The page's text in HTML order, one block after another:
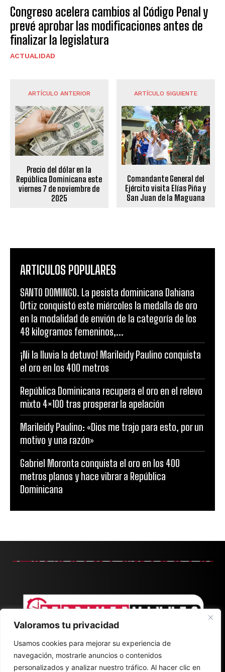
Valoramos tu privacidad
Usamos cookies para mejorar su experiencia de
navegación, mostrarle anuncios o contenidos
personalizados y analizar nuestro tráfico. Al hacer clic en
Congreso acelera cambios al Código Penal y
prevé aprobar las modificaciones antes de
finalizar la legislatura
ACTUALIDAD
ARTÍCULO ANTERIOR
Precio del dólar en la
República Dominicana este
viernes 7 de noviembre de
2025
ARTÍCULO SIGUIENTE
Comandante General del
Ejército visita Elías Piña y
San Juan de la Maguana
ARTICULOS POPULARES
SANTO DOMINGO. La pesista dominicana Dahiana
Ortiz conquistó este miércoles la medalla de oro
en la modalidad de envión de la categoría de los
48 kilogramos femeninos,...
¡Ni la lluvia la detuvo! Marileidy Paulino conquista
el oro en los 400 metros
República Dominicana recupera el oro en el relevo
mixto 4×100 tras prosperar la apelación
Marileidy Paulino: «Dios me trajo para esto, por un
motivo y una razón»
Gabriel Moronta conquista el oro en los 400
metros planos y hace vibrar a República
Dominicana